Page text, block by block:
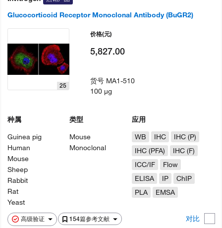
Glucocorticoid Receptor Monoclonal Antibody (BuGR2)
高级验证 154篇参考文献 对比
25
种属
Guinea pig
Human
Mouse
Sheep
Rabbit
Rat
Yeast
类型
Mouse
Monoclonal
应用
WB
IHC
IHC (P)
IHC (PFA)
IHC (F)
ICC/IF
Flow
ELISA
IP
ChIP
PLA
EMSA
价格(元)
5,827.00
货号 MA1-510
100 µg